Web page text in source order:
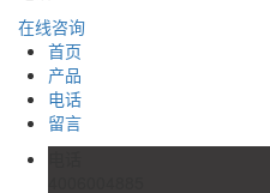
在线咨询
首页
产品
电话
留言